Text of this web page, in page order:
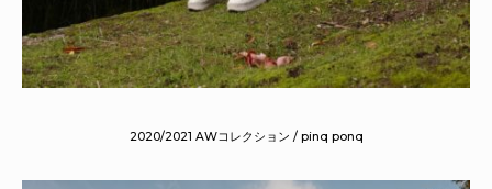
2020/2021 AWコレクション / pinq ponq